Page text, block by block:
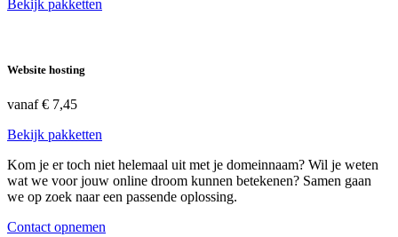
Bekijk pakketten
Website hosting
vanaf€ 7,45
Bekijk pakketten
Kom je er toch niet helemaal uit met je domeinnaam? Wil je weten
wat we voor jouw online droom kunnen betekenen? Samen gaan
we op zoek naar een passende oplossing.
Contact opnemen